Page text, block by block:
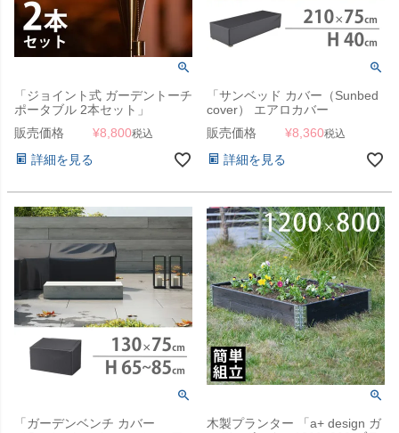
「ジョイント式 ガーデントーチ
ポータブル 2本セット」
販売価格
¥8,800税込
詳細を見る
「サンベッド カバー（Sunbed
cover） エアロカバー
（AeroCover） #7964
210x75x40cm」【沖縄・離島
は送料要見積り】
販売価格 ¥8,360税込
詳細を見る
「ガーデンベンチ カバー
木製プランター 「a+ design ガ